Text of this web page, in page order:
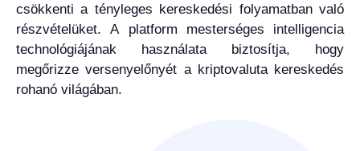
csökkenti a tényleges kereskedési folyamatban való
részvételüket. A platform mesterséges intelligencia
technológiájának használata biztosítja, hogy
megőrizze versenyelőnyét a kriptovaluta kereskedés
rohanó világában.